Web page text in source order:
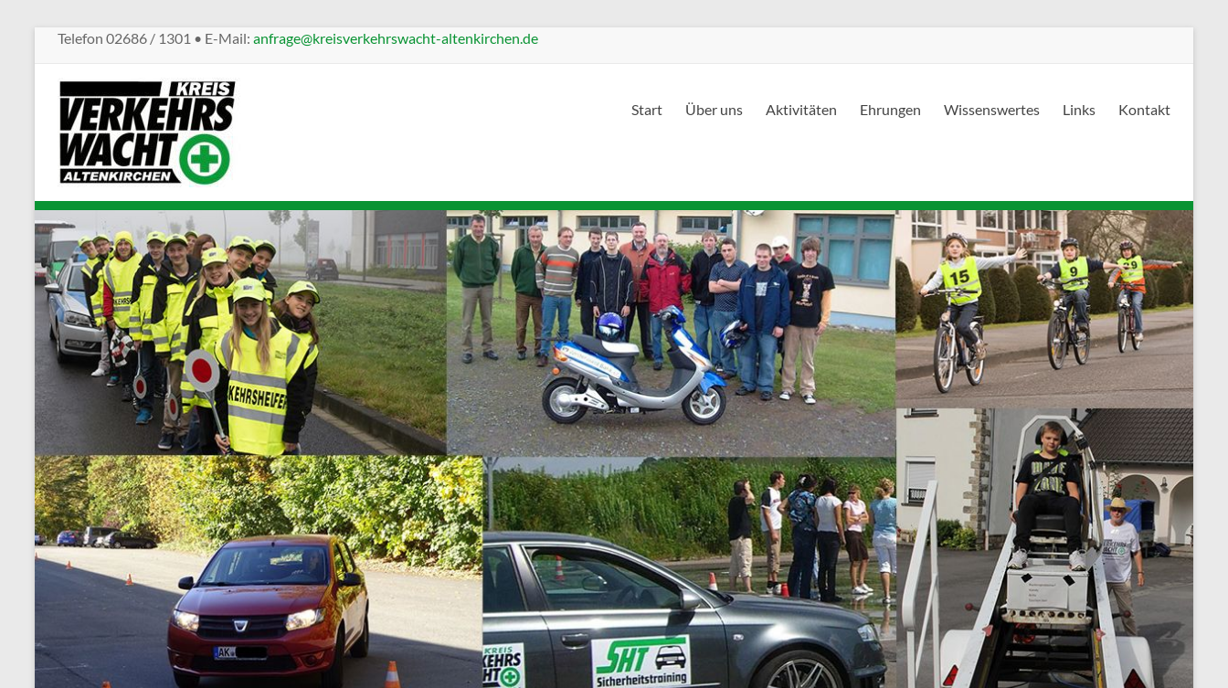
Telefon 02686 / 1301 • E-Mail: anfrage@kreisverkehrswacht-altenkirchen.de
Kreisverkehrswacht
Altenkirchen
Sicherheit
Straßenverkehr
Start Über uns Aktivitäten Ehrungen Wissenswertes Links Kontakt